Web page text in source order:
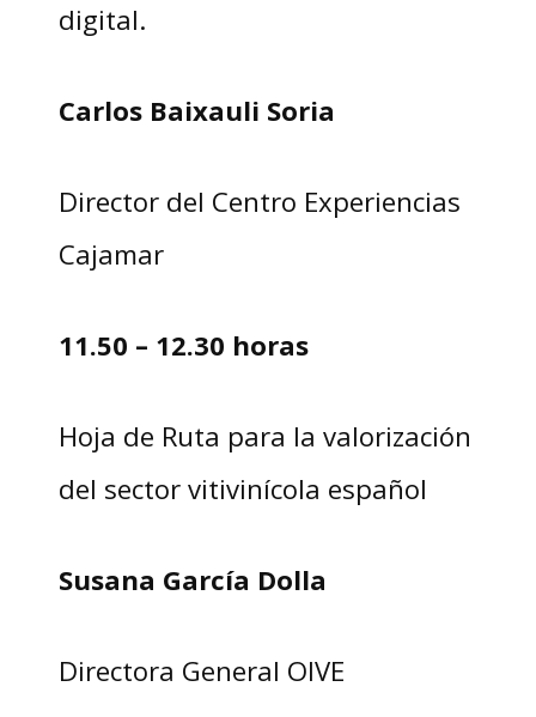
digital.
Carlos Baixauli Soria
Director del Centro Experiencias
Cajamar
11.50 – 12.30 horas
Hoja de Ruta para la valorización
del sector vitivinícola español
Susana García Dolla
Directora General OIVE